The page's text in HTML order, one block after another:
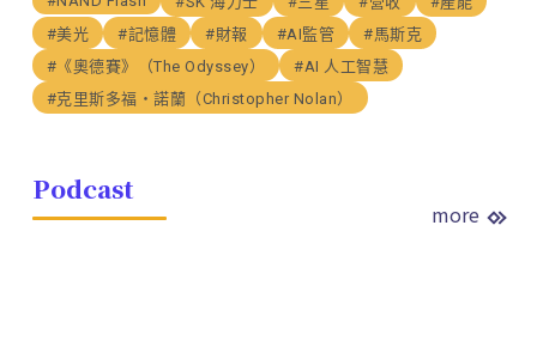
#美光
#記憶體 #財報 #AI監管
#馬斯克
#《奧德賽》（The Odyssey）
#AI 人工智慧
#克里斯多福・諾蘭（Christopher Nolan）
Podcast
more